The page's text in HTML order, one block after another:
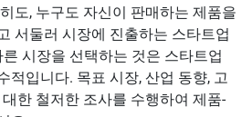
도, 누구도 자신이 판매하는 제품을
서둘러 시장에 진출하는 스타트업
시장을 선택하는 것은 스타트업
적입니다. 목표 시장, 산업 동향, 고
한 철저한 조사를 수행하여 제품-